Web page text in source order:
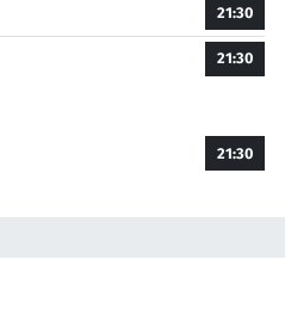
21:30
21:30
21:30